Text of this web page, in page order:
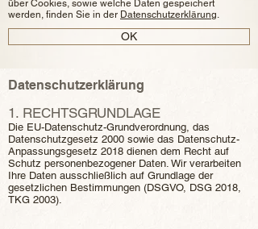
OK
über Cookies, sowie welche Daten gespeichert
werden, finden Sie in der Datenschutzerklärung.
Datenschutzerklärung
1. RECHTSGRUNDLAGE
Die EU-Datenschutz-Grundverordnung, das
Datenschutzgesetz 2000 sowie das Datenschutz-
Anpassungsgesetz 2018 dienen dem Recht auf
Schutz personenbezogener Daten. Wir verarbeiten
Ihre Daten ausschließlich auf Grundlage der
gesetzlichen Bestimmungen (DSGVO, DSG 2018,
TKG 2003).